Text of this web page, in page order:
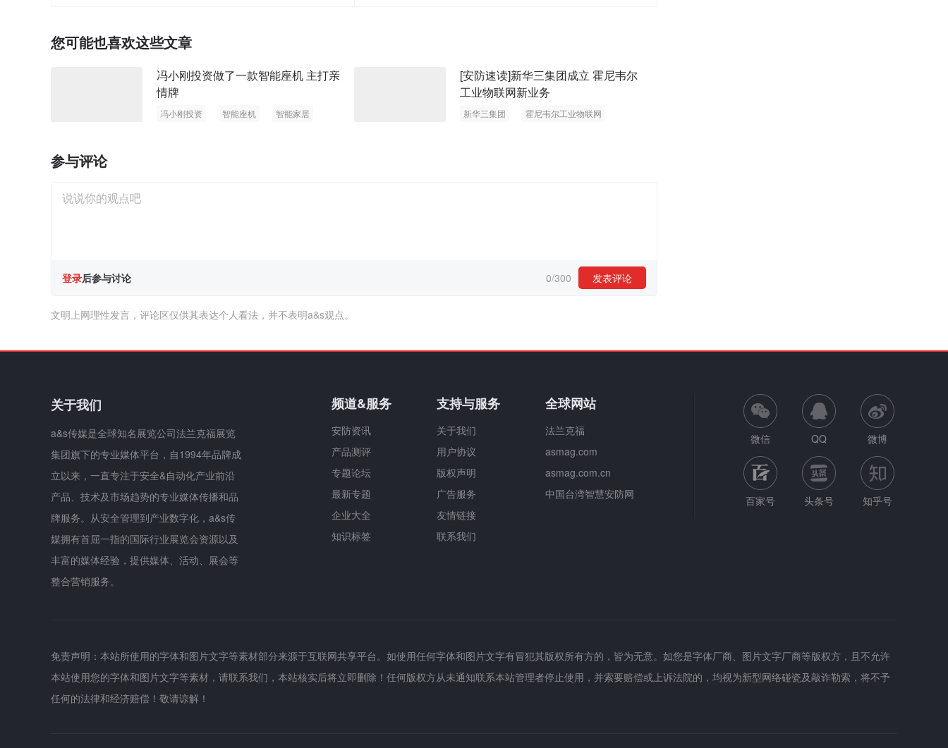
您可能也喜欢这些文章
冯小刚投资做了一款智能座机 主打亲
情牌
冯小刚投资 智能座机 智能家居
[安防速读]新华三集团成立 霍尼韦尔
工业物联网新业务
新华三集团 霍尼韦尔工业物联网
参与评论
登录后参与讨论 0/300 发表评论
文明上网理性发言，评论区仅供其表达个人看法，并不表明a&s观点。
关于我们
a&s传媒是全球知名展览公司法兰克福展览
集团旗下的专业媒体平台，自1994年品牌成
立以来，一直专注于安全&自动化产业前沿
产品、技术及市场趋势的专业媒体传播和品
牌服务。从安全管理到产业数字化，a&s传
媒拥有首屈一指的国际行业展览会资源以及
丰富的媒体经验，提供媒体、活动、展会等
整合营销服务。
频道&服务
安防资讯
产品测评
专题论坛
最新专题
企业大全
知识标签
支持与服务
关于我们
用户协议
版权声明
广告服务
友情链接
联系我们
全球网站
法兰克福
asmag.com
asmag.com.cn
中国台湾智慧安防网
微信 QQ 微博
百家号 头条号 知乎号
免责声明：本站所使用的字体和图片文字等素材部分来源于互联网共享平台。如使用任何字体和图片文字有冒犯其版权所有方的，皆为无意。如您是字体厂商、图片文字厂商等版权方，且不允许
本站使用您的字体和图片文字等素材，请联系我们，本站核实后将立即删除！任何版权方从未通知联系本站管理者停止使用，并索要赔偿或上诉法院的，均视为新型网络碰瓷及敲诈勒索，将不予
任何的法律和经济赔偿！敬请谅解！